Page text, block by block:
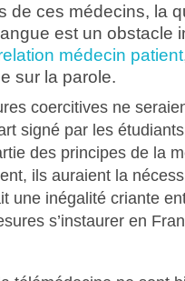
de ces médecins, la
est un obstacle
médecin patient
sur la parole.
coercitives ne
signé par les
des principes de la
ils auraient la
une inégalité criante
s’instaurer en